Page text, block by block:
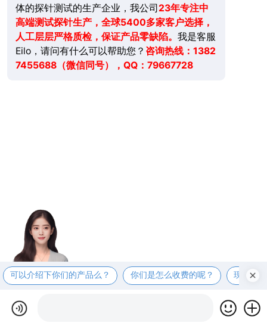
体的探针测试的生产企业，我公司23年专注中
高端测试探针生产，全球5400多家客户选择，
人工层层严格质检，保证产品零缺陷。 我是客服
Eilo，请问有什么可以帮助您？ 咨询热线：1382
7455688（微信同号），QQ：79667728
可以介绍下你们的产品么？ 你们是怎么收费的呢？ 现在有